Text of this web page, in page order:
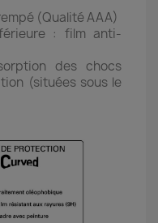
(Qualité AAA)
: film anti-
des chocs
(situées sous le